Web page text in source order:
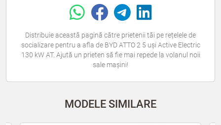
Distribuie această pagină către prietenii tăi pe rețelele de
socializare pentru a afla de BYD ATTO 2 5 uși Active Electric
130 kW AT. Ajută un prieten să fie mai repede la volanul noii
sale mașini!
MODELE SIMILARE